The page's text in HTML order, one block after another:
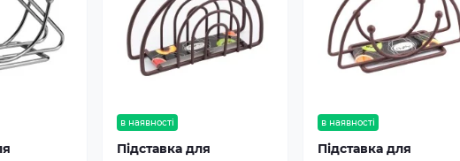
в наявності
Підставка для
в наявності
Підставка для